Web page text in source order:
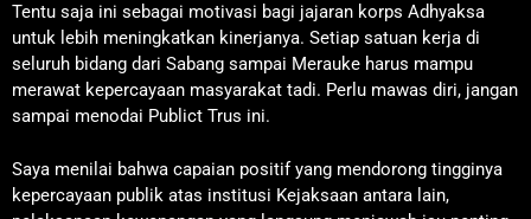
Tentu saja ini sebagai motivasi bagi jajaran korps Adhyaksa
untuk lebih meningkatkan kinerjanya. Setiap satuan kerja di
seluruh bidang dari Sabang sampai Merauke harus mampu
merawat kepercayaan masyarakat tadi. Perlu mawas diri, jangan
sampai menodai Publict Trus ini.
Saya menilai bahwa capaian positif yang mendorong tingginya
kepercayaan publik atas institusi Kejaksaan antara lain,